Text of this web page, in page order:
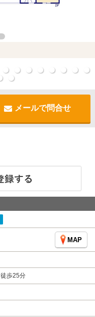
メールで問合せ
MAP
歩25分